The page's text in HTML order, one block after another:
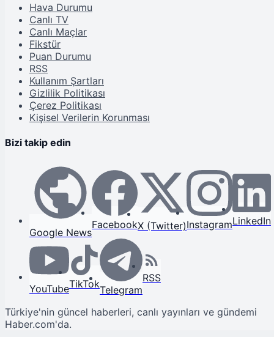
Hava Durumu
Canlı TV
Canlı Maçlar
Fikstür
Puan Durumu
RSS
Kullanım Şartları
Gizlilik Politikası
Çerez Politikası
Kişisel Verilerin Korunması
Bizi takip edin
Google News
FacebookX (Twitter)InstagramLinkedIn
YouTubeTikTokTelegram
RSS
Türkiye'nin güncel haberleri, canlı yayınları ve gündemi
Haber.com'da.